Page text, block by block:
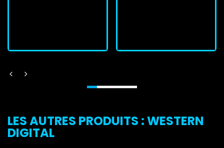
LES AUTRES PRODUITS : WESTERN
DIGITAL